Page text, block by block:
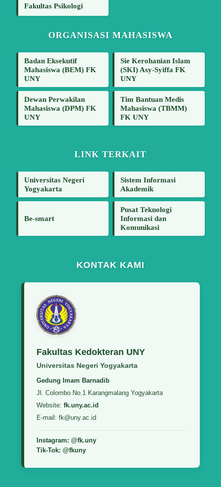
Fakultas Psikologi
ORGANISASI MAHASISWA
Badan Eksekutif
Mahasiswa (BEM) FK
UNY
Sie Kerohanian Islam
(SKI) Asy-Syiffa FK
UNY
Dewan Perwakilan
Mahasiswa (DPM) FK
UNY
Tim Bantuan Medis
Mahasiswa (TBMM)
FK UNY
LINK TERKAIT
Universitas Negeri
Yogyakarta
Sistem Informasi
Akademik
Be-smart
Pusat Teknologi
Informasi dan
Komunikasi
KONTAK KAMI
Fakultas Kedokteran UNY
Universitas Negeri Yogyakarta
Gedung Imam Barnadib
Jl. Colombo No.1 Karangmalang Yogyakarta
Website:fk.uny.ac.id
E-mail: fk@uny.ac.id
Instagram: @fk.uny
Tik-Tok: @fkuny